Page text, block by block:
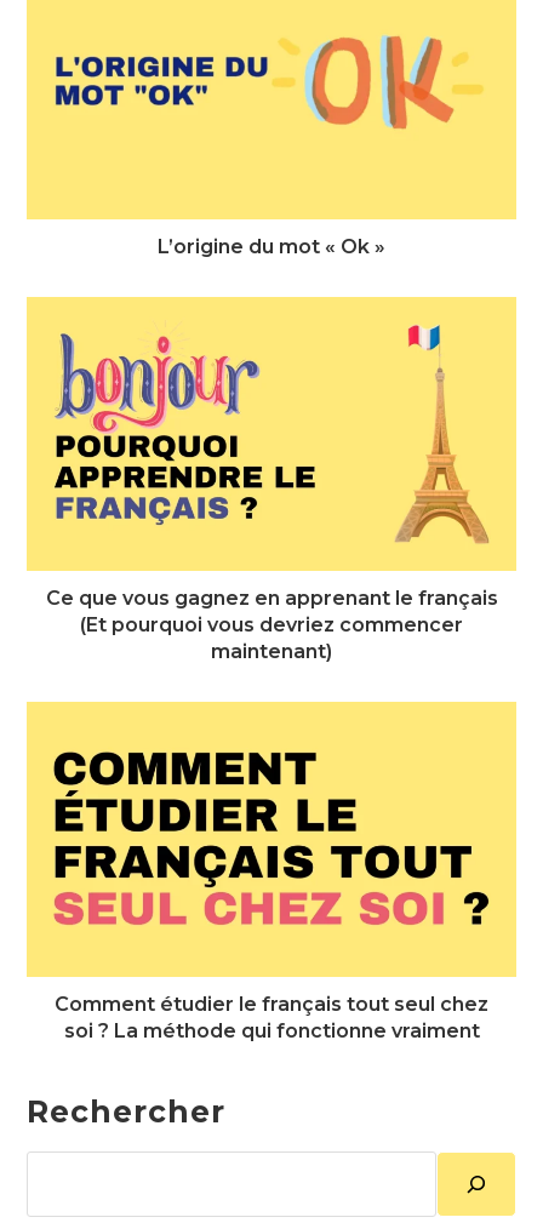
L’origine du mot « Ok »
Ce que vous gagnez en apprenant le français
(Et pourquoi vous devriez commencer
maintenant)
Comment étudier le français tout seul chez
soi ? La méthode qui fonctionne vraiment
Rechercher